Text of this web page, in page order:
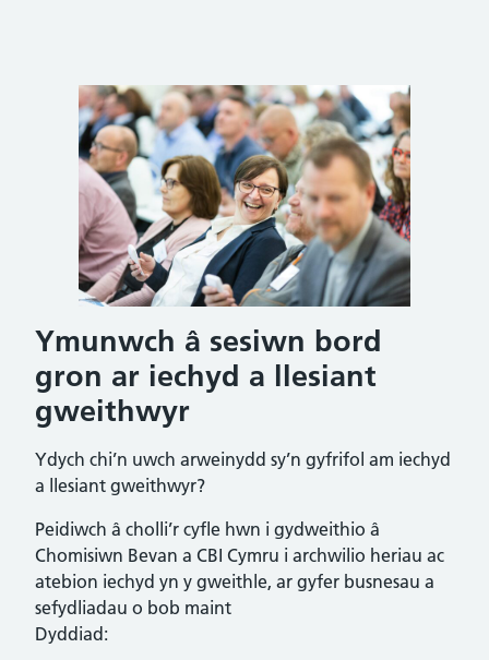
Ymunwch â sesiwn bord
gron ar iechyd a llesiant
gweithwyr
Ydych chi’n uwch arweinydd sy’n gyfrifol am iechyd
a llesiant gweithwyr?
Peidiwch â cholli’r cyfle hwn i gydweithio â
Chomisiwn Bevan a CBI Cymru i archwilio heriau ac
atebion iechyd yn y gweithle, ar gyfer busnesau a
sefydliadau o bob maint
Dyddiad: